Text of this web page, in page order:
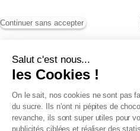
Continuer sans accepter
Salut c'est nous...
les Cookies !
On le sait, nos cookies ne sont pas
du sucre. Ils n’ont ni pépites de
revanche, ils sont super utiles pour
publicités ciblées et réaliser des
Conditions
Conditions générales du
Charte de